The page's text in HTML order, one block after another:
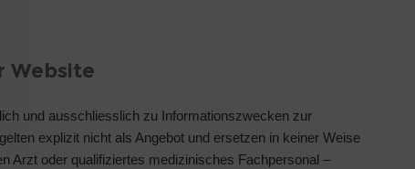
Website
und ausschliesslich zu Informationszwecken zur
explizit nicht als Angebot und ersetzen in keiner Weise
Arzt oder qualifiziertes medizinisches Fachpersonal –